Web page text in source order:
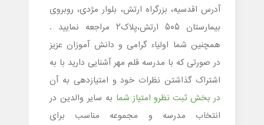
آدرس اقدسیه، بزرگراه ارتش، بلوار مژدی، روبروی
بیمارستان ۵۰۵ ارتش،پلاک۲ مراجعه نمایید .
همچنین شما اولیاء گرامی و دانش آموزان عزیز
در صورتی که با مدرسه قلم مهر آشنایی دارید با به
اشتراک گذاشتن نظرات خود و امتیازدهی به آن
در بخش ثبت نظرو امتیاز شما به سایر والدین در
انتخاب مدرسه و مجموعه مناسب برای